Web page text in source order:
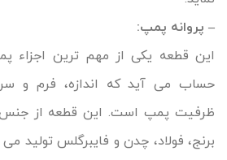
– پروانه پمپ:
این قطعه یکی از مهم ترین اجزاء
حساب می آید که اندازه، فرم و
ظرفیت پمپ است. این قطعه از
برنج، فولاد، چدن و فایبرگلس تولید